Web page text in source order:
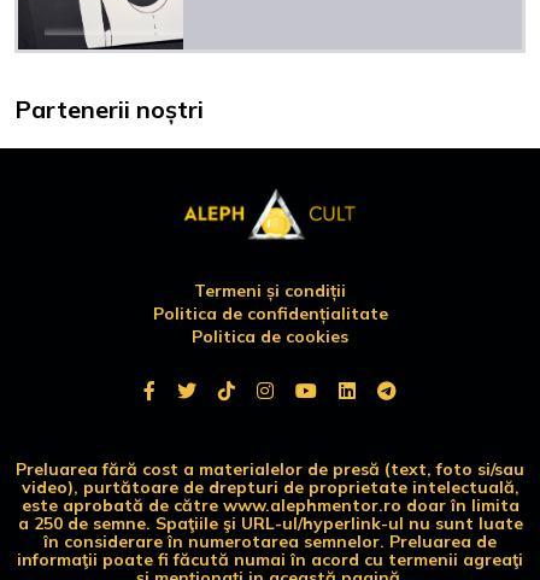
Partenerii noștri
Termeni și condiții
Politica de confidențialitate
Politica de cookies
Preluarea fără cost a materialelor de presă (text, foto si/sau
video), purtătoare de drepturi de proprietate intelectuală,
este aprobată de către www.alephmentor.ro doar în limita
a 250 de semne. Spaţiile şi URL-ul/hyperlink-ul nu sunt luate
în considerare în numerotarea semnelor. Preluarea de
informaţii poate fi făcută numai în acord cu termenii agreaţi